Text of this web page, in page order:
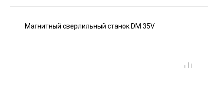
Магнитный сверлильный станок DM 35V